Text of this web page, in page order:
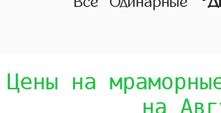
Цены на
на